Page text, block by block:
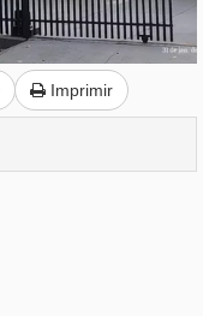
Imprimir